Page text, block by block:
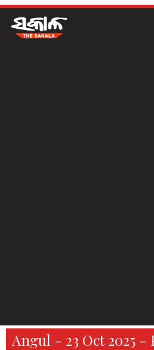
Angul - 23 Oct 2025 -